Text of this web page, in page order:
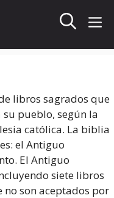
libros sagrados que
su pueblo, según la
católica. La biblia
el Antiguo
El Antiguo
siete libros
son aceptados por